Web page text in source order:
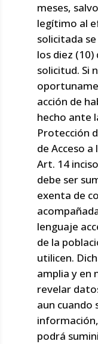
meses,
legítimo al
solicitada
los diez
solicitud. Si
acción de
hecho ante
Protección
de Acceso
Art. 14
debe ser
exenta de
lenguaje
de la
utilicen.
amplia y en
revelar
aun cuando
podrá